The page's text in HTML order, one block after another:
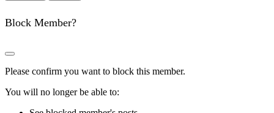
Block Member?
Please confirm you want to block this member.
You will no longer be able to: